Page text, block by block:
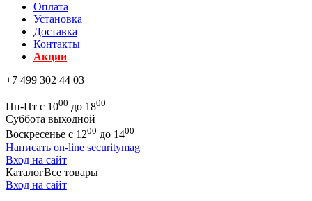
Оплата
Установка
Доставка
Контакты
Акции
+7 499 302 44 03
Пн-Пт с 1000 до 1800
Суббота выходной
Воскресенье с 1200 до 1400
Написать on-line securitymag
Вход на сайт
КаталогВсе товары
Вход на сайт